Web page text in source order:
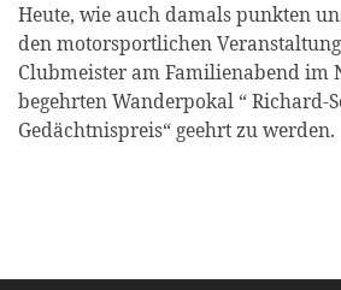
Heute, wie auch damals punkten
den motorsportlichen
Clubmeister am Familienabend im
begehrten Wanderpokal “ Richard-
Gedächtnispreis“ geehrt zu werden.